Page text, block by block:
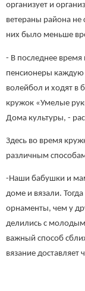
организует и
ветераны района не
них было меньше
- В последнее
пенсионеры каждую
волейбол и ходят в
кружок «Умелые
Дома культуры, -
Здесь во время
различным
-Наши бабушки и
доме и вязали.
орнаменты, чем у
делились с
важный способ
вязание доставляет